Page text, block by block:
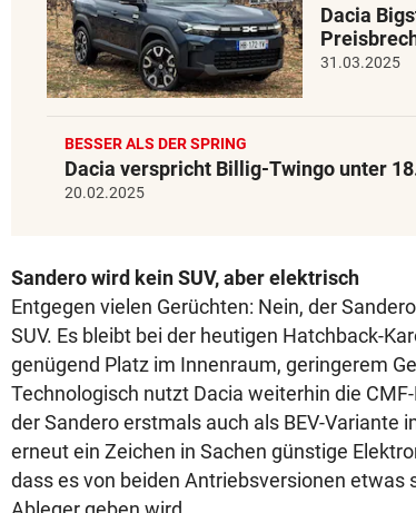
Dacia
31.03.2025
BESSER ALS DER SPRING
Dacia verspricht Billig-Twingo unter
20.02.2025
Sandero wird kein SUV, aber elektrisch
Entgegen vielen Gerüchten: Nein, der
SUV. Es bleibt bei der heutigen Hatchback-
genügend Platz im Innenraum, geringerem
Technologisch nutzt Dacia weiterhin die
der Sandero erstmals auch als BEV-Variante
erneut ein Zeichen in Sachen günstige
dass es von beiden Antriebsversionen etwas